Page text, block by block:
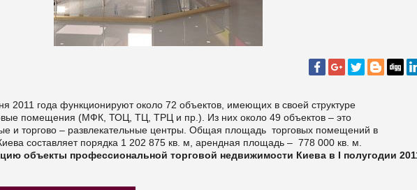
2011 года функционируют около 72 объектов, имеющих в своей структуре
помещения (МФК, ТОЦ, ТЦ, ТРЦ и пр.). Из них около 49 объектов – это
и торгово – развлекательные центры. Общая площадь торговых помещений в
составляет порядка 1 202 875 кв. м, арендная площадь – 778 000 кв. м
объекты профессиональной торговой недвижимости Киева в I полугодии